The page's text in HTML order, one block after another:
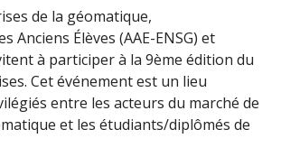
de la géomatique,
Anciens Élèves (AAE-ENSG) et
à participer à la 9ème édition du
Cet événement est un lieu
entre les acteurs du marché de
et les étudiants/diplômés de